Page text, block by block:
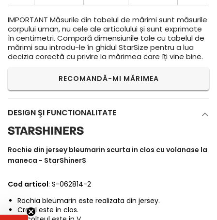
IMPORTANT Măsurile din tabelul de mărimi sunt măsurile
corpului uman, nu cele ale articolului și sunt exprimate
în centimetri. Compară dimensiunile tale cu tabelul de
mărimi sau introdu-le în ghidul StarSize pentru a lua
decizia corectă cu privire la mărimea care îți vine bine.
RECOMANDĂ-MI MĂRIMEA
DESIGN ŞI FUNCTIONALITATE
Rochie din jersey bleumarin scurta in clos cu volanase la
maneca - StarShinerS
Cod articol: S-062814-2
Rochia bleumarin este realizata din jersey.
Croiul este in clos.